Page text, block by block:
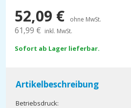
52,09 € ohne MwSt.
61,99 € inkl. MwSt.
Sofort ab Lager lieferbar.
Artikelbeschreibung
Betriebsdruck: